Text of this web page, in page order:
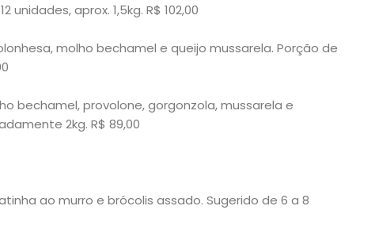
aprox. 1,5kg. R$ 102,00
molho bechamel e queijo mussarela. Porção de
bechamel, provolone, gorgonzola, mussarela e
2kg. R$ 89,00
ao murro e brócolis assado. Sugerido de 6 a 8